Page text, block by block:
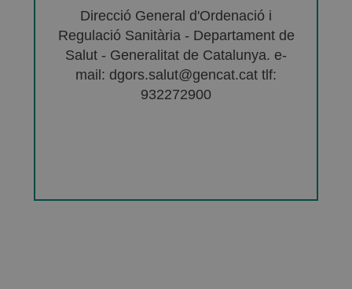
Direcció General d'Ordenació i
Regulació Sanitària - Departament de
Salut - Generalitat de Catalunya. e-
mail: dgors.salut@gencat.cat tlf:
932272900